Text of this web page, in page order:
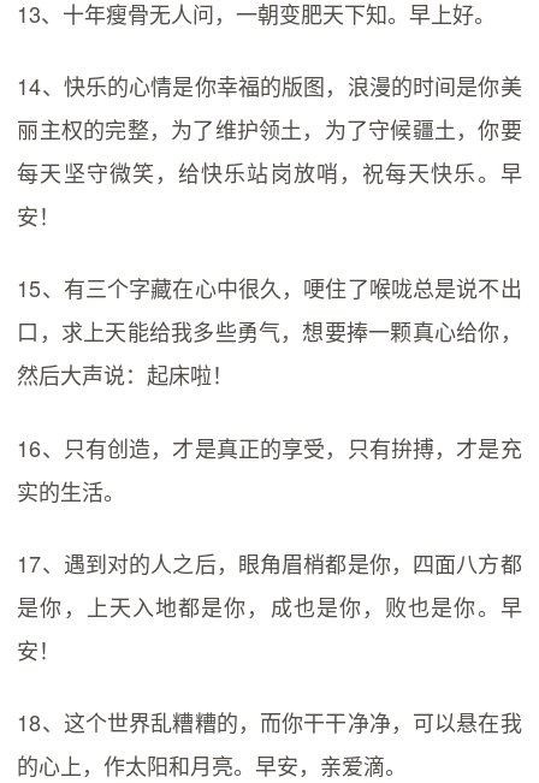
13、十年瘦骨无人问，一朝变肥天下知。早上好。
14、快乐的心情是你幸福的版图，浪漫的时间是你美
丽主权的完整，为了维护领土，为了守候疆土，你要
每天坚守微笑，给快乐站岗放哨，祝每天快乐。早
安！
15、有三个字藏在心中很久，哽住了喉咙总是说不出
口，求上天能给我多些勇气，想要捧一颗真心给你，
然后大声说：起床啦！
16、只有创造，才是真正的享受，只有拚搏，才是充
实的生活。
17、遇到对的人之后，眼角眉梢都是你，四面八方都
是你，上天入地都是你，成也是你，败也是你。早
安！
18、这个世界乱糟糟的，而你干干净净，可以悬在我
的心上，作太阳和月亮。早安，亲爱滴。